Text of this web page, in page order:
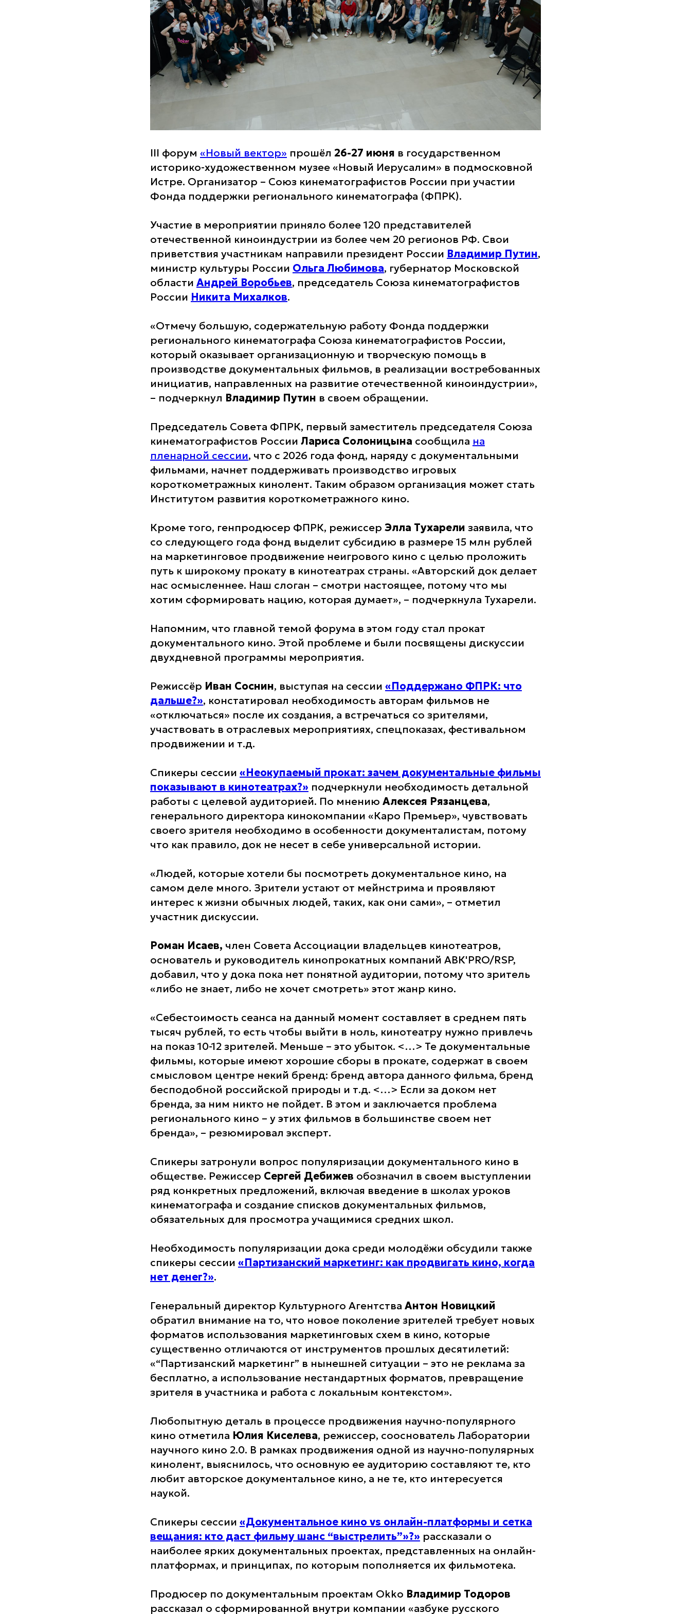
III форум «Новый вектор» прошёл 26-27 июня в государственном
историко-художественном музее «Новый Иерусалим» в подмосковной
Истре. Организатор – Союз кинематографистов России при участии
Фонда поддержки регионального кинематографа (ФПРК).
Участие в мероприятии приняло более 120 представителей
отечественной киноиндустрии из более чем 20 регионов РФ. Свои
приветствия участникам направили президент России Владимир Путин,
министр культуры России Ольга Любимова, губернатор Московской
области Андрей Воробьев, председатель Союза кинематографистов
России Никита Михалков.
«Отмечу большую, содержательную работу Фонда поддержки
регионального кинематографа Союза кинематографистов России,
который оказывает организационную и творческую помощь в
производстве документальных фильмов, в реализации востребованных
инициатив, направленных на развитие отечественной киноиндустрии»,
– подчеркнул Владимир Путин в своем обращении.
Председатель Совета ФПРК, первый заместитель председателя Союза
кинематографистов России Лариса Солоницына сообщила на
пленарной сессии, что с 2026 года фонд, наряду с документальными
фильмами, начнет поддерживать производство игровых
короткометражных кинолент. Таким образом организация может стать
Институтом развития короткометражного кино.
Кроме того, генпродюсер ФПРК, режиссер Элла Тухарели заявила, что
со следующего года фонд выделит субсидию в размере 15 млн рублей
на маркетинговое продвижение неигрового кино с целью проложить
путь к широкому прокату в кинотеатрах страны. «Авторский док делает
нас осмысленнее. Наш слоган – смотри настоящее, потому что мы
хотим сформировать нацию, которая думает», – подчеркнула Тухарели.
Напомним, что главной темой форума в этом году стал прокат
документального кино. Этой проблеме и были посвящены дискуссии
двухдневной программы мероприятия.
Режиссёр Иван Соснин, выступая на сессии «Поддержано ФПРК: что
дальше?», констатировал необходимость авторам фильмов не
«отключаться» после их создания, а встречаться со зрителями,
участвовать в отраслевых мероприятиях, спецпоказах, фестивальном
продвижении и т.д.
Спикеры сессии «Неокупаемый прокат: зачем документальные фильмы
показывают в кинотеатрах?» подчеркнули необходимость детальной
работы с целевой аудиторией. По мнению Алексея Рязанцева,
генерального директора кинокомпании «Каро Премьер», чувствовать
своего зрителя необходимо в особенности документалистам, потому
что как правило, док не несет в себе универсальной истории.
«Людей, которые хотели бы посмотреть документальное кино, на
самом деле много. Зрители устают от мейнстрима и проявляют
интерес к жизни обычных людей, таких, как они сами», – отметил
участник дискуссии.
Роман Исаев, член Совета Ассоциации владельцев кинотеатров,
основатель и руководитель кинопрокатных компаний АВК'PRO/RSP,
добавил, что у дока пока нет понятной аудитории, потому что зритель
«либо не знает, либо не хочет смотреть» этот жанр кино.
«Себестоимость сеанса на данный момент составляет в среднем пять
тысяч рублей, то есть чтобы выйти в ноль, кинотеатру нужно привлечь
на показ 10-12 зрителей. Меньше – это убыток. <…> Те документальные
фильмы, которые имеют хорошие сборы в прокате, содержат в своем
смысловом центре некий бренд: бренд автора данного фильма, бренд
бесподобной российской природы и т.д. <…> Если за доком нет
бренда, за ним никто не пойдет. В этом и заключается проблема
регионального кино – у этих фильмов в большинстве своем нет
бренда», – резюмировал эксперт.
Спикеры затронули вопрос популяризации документального кино в
обществе. Режиссер Сергей Дебижев обозначил в своем выступлении
ряд конкретных предложений, включая введение в школах уроков
кинематографа и создание списков документальных фильмов,
обязательных для просмотра учащимися средних школ.
Необходимость популяризации дока среди молодёжи обсудили также
спикеры сессии «Партизанский маркетинг: как продвигать кино, когда
нет денег?».
Генеральный директор Культурного Агентства Антон Новицкий
обратил внимание на то, что новое поколение зрителей требует новых
форматов использования маркетинговых схем в кино, которые
существенно отличаются от инструментов прошлых десятилетий:
«“Партизанский маркетинг” в нынешней ситуации – это не реклама за
бесплатно, а использование нестандартных форматов, превращение
зрителя в участника и работа с локальным контекстом».
Любопытную деталь в процессе продвижения научно-популярного
кино отметила Юлия Киселева, режиссер, сооснователь Лаборатории
научного кино 2.0. В рамках продвижения одной из научно-популярных
кинолент, выяснилось, что основную ее аудиторию составляют те, кто
любит авторское документальное кино, а не те, кто интересуется
наукой.
Спикеры сессии «Документальное кино vs онлайн-платформы и сетка
вещания: кто даст фильму шанс “выстрелить”»?» рассказали о
наиболее ярких документальных проектах, представленных на онлайн-
платформах, и принципах, по которым пополняется их фильмотека.
Продюсер по документальным проектам Okko Владимир Тодоров
рассказал о сформированной внутри компании «азбуке русского